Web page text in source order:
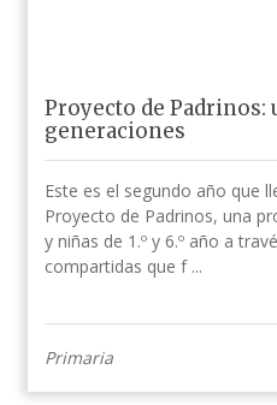
Proyecto de
generaciones
Este es el segundo año que
Proyecto de Padrinos, una
y niñas de 1.º y 6.º año a
compartidas que f ...
Primaria